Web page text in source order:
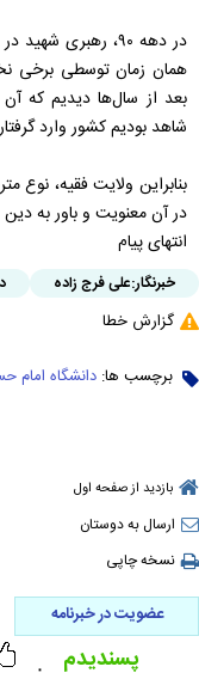
در دهه ۹۰، رهبری
همان زمان توسطی برخی
بعد از سال‌ها دیدیم که
شاهد بودیم کشور وارد
بنابراین ولایت فقیه، نوع
در آن معنویت و باور به
انتهای پیام
خبرنگار:علی فرج زاده
گزارش خطا
برچسب ها: دانشگاه امام
بازدید از صفحه اول
ارسال به دوستان
نسخه چاپی
عضویت در خبرنامه
۰ پسندیدم